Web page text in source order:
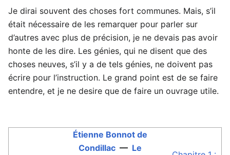
Je dirai souvent des choses fort communes. Mais, s’il
était nécessaire de les remarquer pour parler sur
d’autres avec plus de précision, je ne devais pas avoir
honte de les dire. Les génies, qui ne disent que des
choses neuves, s’il y a de tels génies, ne doivent pas
écrire pour l’instruction. Le grand point est de se faire
entendre, et je ne desire que de faire un ouvrage utile.
Étienne Bonnot de
Condillac— Le